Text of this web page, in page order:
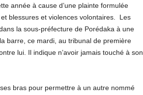
année à cause d’une plainte formulée
blessures et violences volontaires. Les
la sous-préfecture de Porédaka à une
barre, ce mardi, au tribunal de première
lui. Il indique n’avoir jamais touché à son
bras pour permettre à un autre nommé